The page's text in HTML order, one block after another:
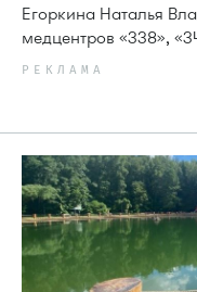
Егоркина Наталья
медцентров «338»,
РЕКЛАМА